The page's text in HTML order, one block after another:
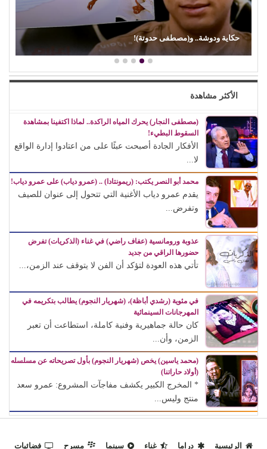
حكاية ودوشة.. و(مصطفى حدوتة)!
الأكثر مشاهدة
(مصطفى النجار) يحرك المياه الراكدة.. لماذا اكتفينا بمشاهدة
السقوط البطيء!
الأفكار الجادة أصبحت عبئًا على من اعتادوا إدارة الواقع
لا...
محمد أبو النصر يكتب: (ريمونتادا) .. (عمرو دياب) على عمرو دياب!
يقدم عمرو دياب الأغنية التي تتحول إلى عنوان للصيف
وتفرض...
عذوبة ورومانسية (عفاف راضي) في غناء (الذكريات) تفرض
حضورها الراقي من جديد
تأتي هذه العودة لتؤكد أن الفن لا يتوقف عند الزمن،...
في مئوية (رشدي أباظة)، (شهريار النجوم) يطالب بتكريمه في
المهرجانات السينمائية
كان حالة جماهيرية وفنية كاملة، استطاعت أن تعبر
الزمن، وأن...
(محمد ياسين) يخص (شهريار النجوم) بأول تصريحاته عن مسلسله
(أولاد حاراتنا)
* المخرج الكبير يكشف مفاجآت المشروع: عمرو سعد
منتج وليس...
الرئيسية دراما غناء سينما مسرح فضائيات